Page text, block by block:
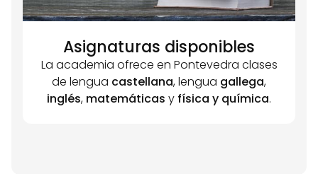
Asignaturas disponibles
La academia ofrece en Pontevedra clases
de lengua castellana, lengua gallega,
inglés, matemáticas y física y química.